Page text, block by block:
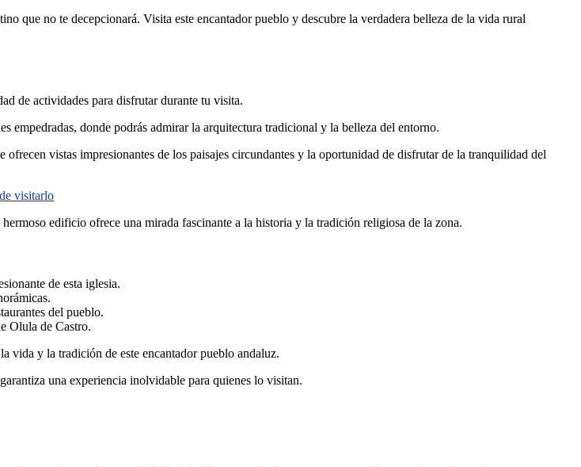
que no te decepcionará. Visita este encantador pueblo y descubre la verdadera belleza de la vida rural
de actividades para disfrutar durante tu visita.
empedradas, donde podrás admirar la arquitectura tradicional y la belleza del entorno.
vistas impresionantes de los paisajes circundantes y la oportunidad de disfrutar de la tranquilidad del
visitarlo
edificio ofrece una mirada fascinante a la historia y la tradición religiosa de la zona.
de esta iglesia.
del pueblo.
Olula de Castro.
vida y la tradición de este encantador pueblo andaluz.
una experiencia inolvidable para quienes lo visitan.